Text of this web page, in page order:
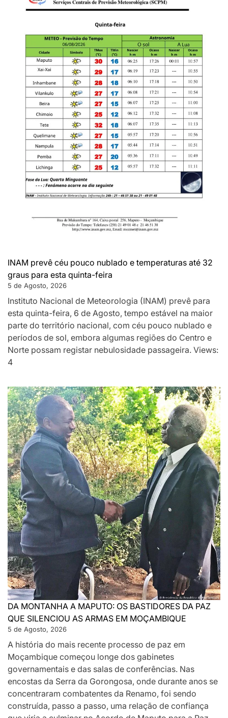
INAM prevê céu pouco nublado e temperaturas até 32
graus para esta quinta-feira
5 de Agosto, 2026
Instituto Nacional de Meteorologia (INAM) prevê para
esta quinta-feira, 6 de Agosto, tempo estável na maior
parte do território nacional, com céu pouco nublado e
períodos de sol, embora algumas regiões do Centro e
Norte possam registar nebulosidade passageira. Views:
4
DA MONTANHA A MAPUTO: OS BASTIDORES DA PAZ
QUE SILENCIOU AS ARMAS EM MOÇAMBIQUE
5 de Agosto, 2026
A história do mais recente processo de paz em
Moçambique começou longe dos gabinetes
governamentais e das salas de conferências. Nas
encostas da Serra da Gorongosa, onde durante anos se
concentraram combatentes da Renamo, foi sendo
construída, passo a passo, uma relação de confiança